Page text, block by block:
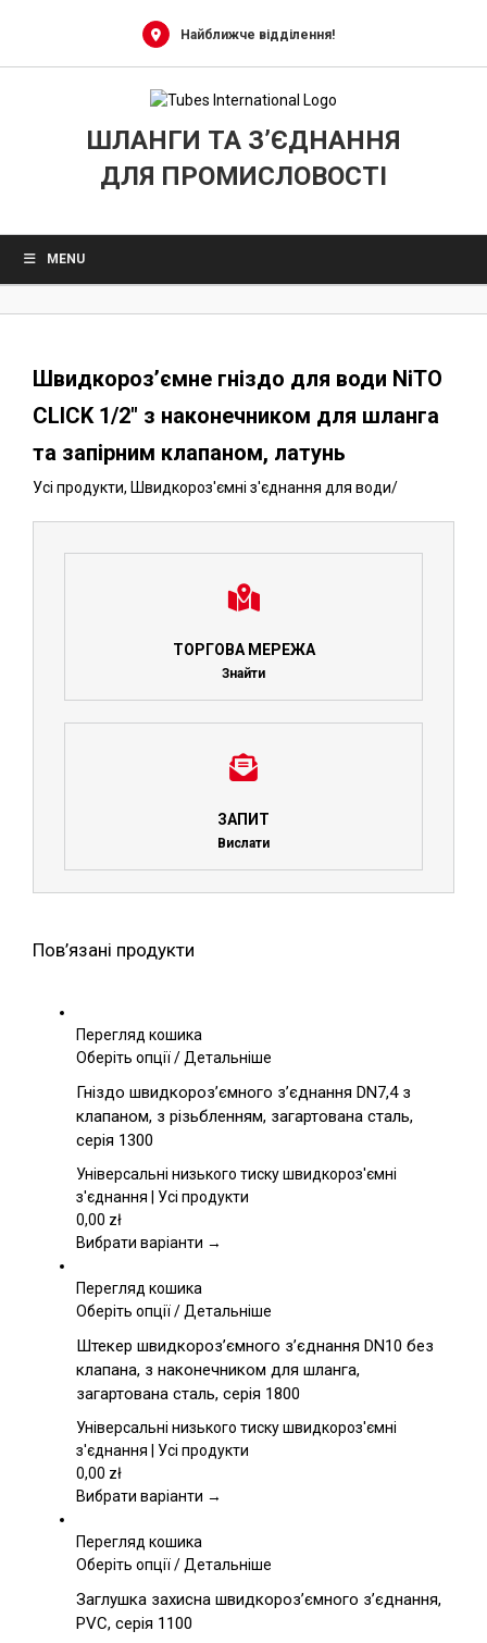
Найближче відділення!
ШЛАНГИ ТА З’ЄДНАННЯ
ДЛЯ ПРОМИСЛОВОСТІ
MENU
Швидкороз’ємне гніздо для води NiTO
CLICK 1/2″ з наконечником для шланга
та запірним клапаном, латунь
Усі продукти, Швидкороз'ємні з'єднання для води/
ТОРГОВА МЕРЕЖА
Знайти
ЗАПИТ
Вислати
Пов’язані продукти
Перегляд кошика
Оберіть опціїЦей
має
кілька
Параметри
можна
на
товару
/Детальніше
Гніздо швидкороз’ємного з’єднання DN7,4 з
клапаном, з різьбленням, загартована сталь,
серія 1300
Універсальні низького тиску швидкороз'ємні
з'єднання | Усі продукти
0,00 zł
Вибрати варіанти →
Перегляд кошика
Оберіть опціїЦей
має
кілька
варіантів.
Параметри
можна
на
товару
/Детальніше
Штекер швидкороз’ємного з’єднання DN10 без
клапана, з наконечником для шланга,
загартована сталь, серія 1800
Універсальні низького тиску швидкороз'ємні
з'єднання | Усі продукти
0,00 zł
Вибрати варіанти →
Перегляд кошика
Оберіть опціїЦей
має
кілька
/Детальніше
Заглушка захисна швидкороз’ємного з’єднання,
PVC, серія 1100